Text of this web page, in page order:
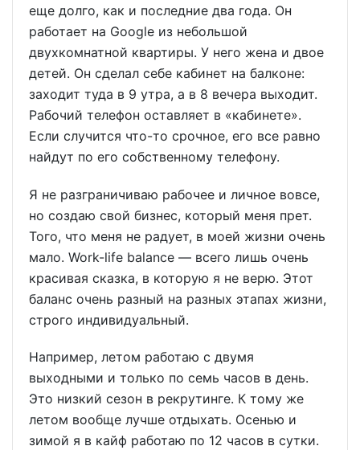
еще долго, как и последние два года. Он
работает на Google из небольшой
двухкомнатной квартиры. У него жена и двое
детей. Он сделал себе кабинет на балконе:
заходит туда в 9 утра, а в 8 вечера выходит.
Рабочий телефон оставляет в «кабинете».
Если случится что-то срочное, его все равно
найдут по его собственному телефону.
Я не разграничиваю рабочее и личное вовсе,
но создаю свой бизнес, который меня прет.
Того, что меня не радует, в моей жизни очень
мало. Work-life balance — всего лишь очень
красивая сказка, в которую я не верю. Этот
баланс очень разный на разных этапах жизни,
строго индивидуальный.
Например, летом работаю с двумя
выходными и только по семь часов в день.
Это низкий сезон в рекрутинге. К тому же
летом вообще лучше отдыхать. Осенью и
зимой я в кайф работаю по 12 часов в сутки.